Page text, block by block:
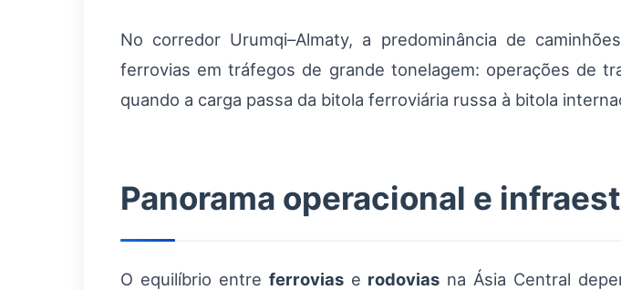
No corredor Urumqi–Almaty, a predominância de
ferrovias em tráfegos de grande tonelagem: operações de
quando a carga passa da bitola ferroviária russa à bitola
Panorama operacional e
O equilíbrio entre ferroviase rodovias na Ásia Central